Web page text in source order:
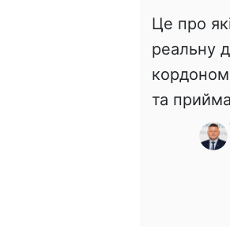
Це про
реальну
та